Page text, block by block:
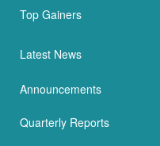
Top Gainers
Latest News
Announcements
Quarterly Reports